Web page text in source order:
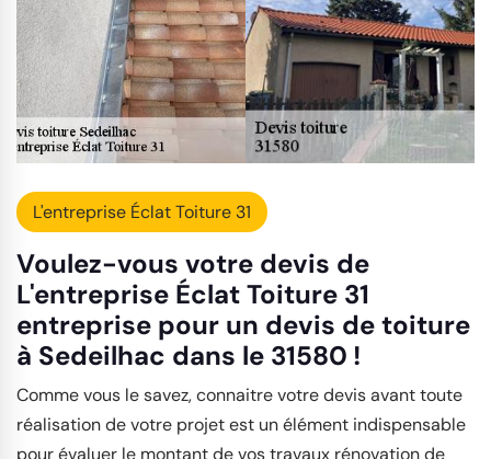
L'entreprise Éclat Toiture 31
Voulez-vous votre devis de
L'entreprise Éclat Toiture 31
entreprise pour un devis de toiture
à Sedeilhac dans le 31580 !
Comme vous le savez, connaitre votre devis avant toute
réalisation de votre projet est un élément indispensable